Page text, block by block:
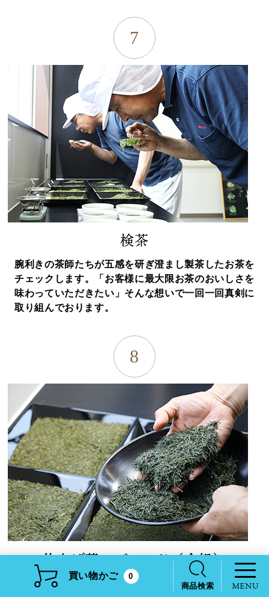
買い物かご
0
商品検索
7
検茶
腕利きの茶師たちが五感を研ぎ澄まし製茶したお茶を
チェックします。「お客様に最大限お茶のおいしさを
味わっていただきたい」そんな想いで一回一回真剣に
取り組んでおります。
8
仕上げ茶のブレンド（合組）
異なる荒茶の特長を見極め、ブレンドします。